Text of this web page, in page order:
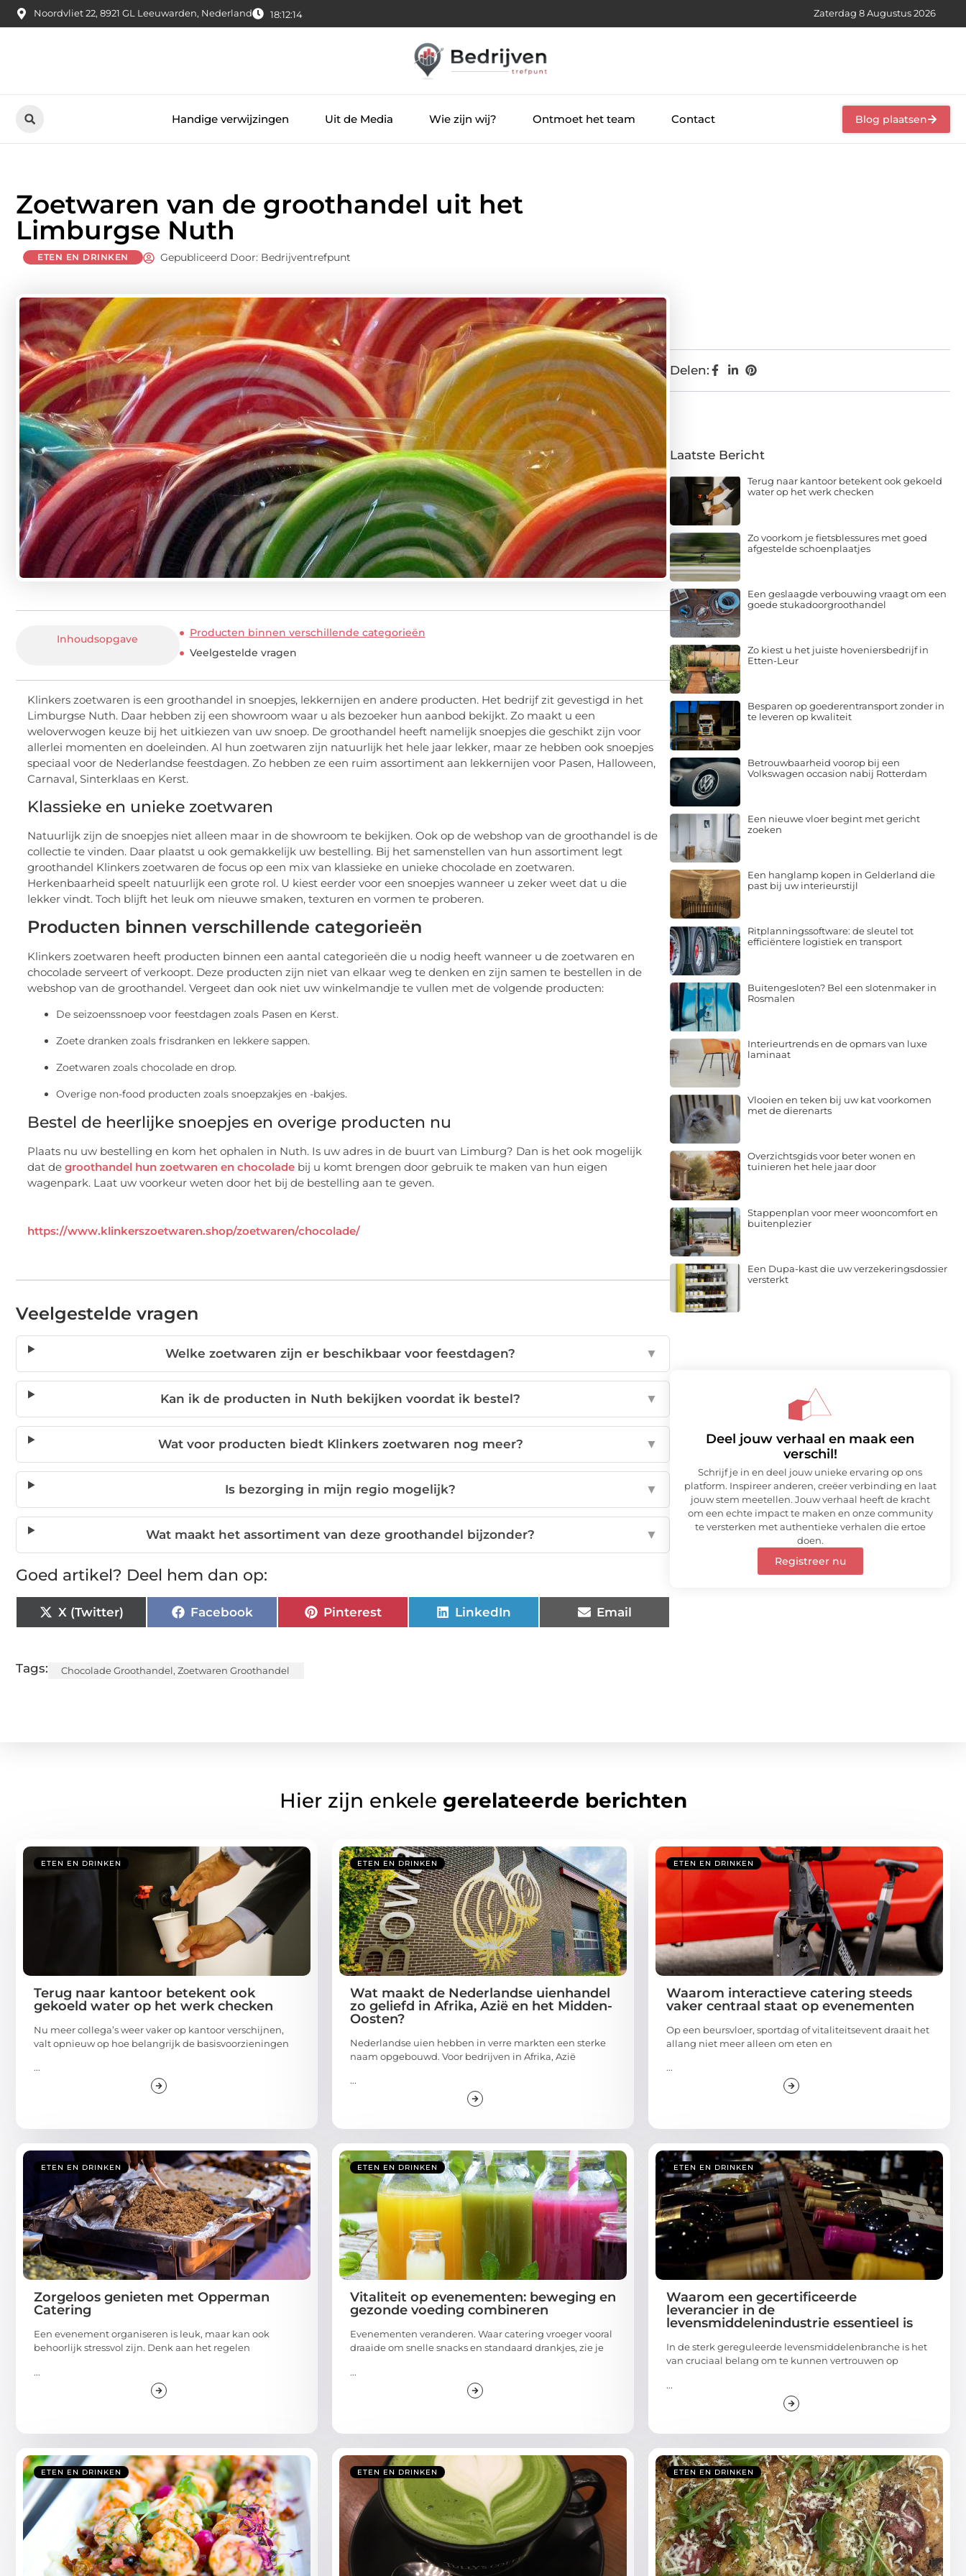
Noordvliet 22, 8921 GL Leeuwarden, Nederland 18:12:15 Zaterdag 8 Augustus 2026
Handige verwijzingen Uit de Media Wie zijn wij? Ontmoet het team Contact Blog plaatsen
Zoetwaren van de groothandel uit het
Limburgse Nuth
ETEN EN DRINKEN Gepubliceerd Door: Bedrijventrefpunt
Inhoudsopgave
Producten binnen verschillende categorieën
Veelgestelde vragen
Klinkers zoetwaren is een groothandel in snoepjes, lekkernijen en andere producten. Het bedrijf zit gevestigd in het
Limburgse Nuth. Daar hebben zij een showroom waar u als bezoeker hun aanbod bekijkt. Zo maakt u een
weloverwogen keuze bij het uitkiezen van uw snoep. De groothandel heeft namelijk snoepjes die geschikt zijn voor
allerlei momenten en doeleinden. Al hun zoetwaren zijn natuurlijk het hele jaar lekker, maar ze hebben ook snoepjes
speciaal voor de Nederlandse feestdagen. Zo hebben ze een ruim assortiment aan lekkernijen voor Pasen, Halloween,
Carnaval, Sinterklaas en Kerst.
Klassieke en unieke zoetwaren
Natuurlijk zijn de snoepjes niet alleen maar in de showroom te bekijken. Ook op de webshop van de groothandel is de
collectie te vinden. Daar plaatst u ook gemakkelijk uw bestelling. Bij het samenstellen van hun assortiment legt
groothandel Klinkers zoetwaren de focus op een mix van klassieke en unieke chocolade en zoetwaren.
Herkenbaarheid speelt natuurlijk een grote rol. U kiest eerder voor een snoepjes wanneer u zeker weet dat u die
lekker vindt. Toch blijft het leuk om nieuwe smaken, texturen en vormen te proberen.
Producten binnen verschillende categorieën
Klinkers zoetwaren heeft producten binnen een aantal categorieën die u nodig heeft wanneer u de zoetwaren en
chocolade serveert of verkoopt. Deze producten zijn niet van elkaar weg te denken en zijn samen te bestellen in de
webshop van de groothandel. Vergeet dan ook niet uw winkelmandje te vullen met de volgende producten:
De seizoenssnoep voor feestdagen zoals Pasen en Kerst.
Zoete dranken zoals frisdranken en lekkere sappen.
Zoetwaren zoals chocolade en drop.
Overige non-food producten zoals snoepzakjes en -bakjes.
Bestel de heerlijke snoepjes en overige producten nu
Plaats nu uw bestelling en kom het ophalen in Nuth. Is uw adres in de buurt van Limburg? Dan is het ook mogelijk
dat de groothandel hun zoetwaren en chocolade bij u komt brengen door gebruik te maken van hun eigen
wagenpark. Laat uw voorkeur weten door het bij de bestelling aan te geven.
https://www.klinkerszoetwaren.shop/zoetwaren/chocolade/
Veelgestelde vragen
Welke zoetwaren zijn er beschikbaar voor feestdagen? ▼
Kan ik de producten in Nuth bekijken voordat ik bestel? ▼
Wat voor producten biedt Klinkers zoetwaren nog meer? ▼
Is bezorging in mijn regio mogelijk? ▼
Wat maakt het assortiment van deze groothandel bijzonder? ▼
Goed artikel? Deel hem dan op:
X (Twitter) Facebook Pinterest LinkedIn Email
Tags: Chocolade Groothandel, Zoetwaren Groothandel
Delen:
Laatste Bericht
Terug naar kantoor betekent ook gekoeld
water op het werk checken
Zo voorkom je fietsblessures met goed
afgestelde schoenplaatjes
Een geslaagde verbouwing vraagt om een
goede stukadoorgroothandel
Zo kiest u het juiste hoveniersbedrijf in
Etten-Leur
Besparen op goederentransport zonder in
te leveren op kwaliteit
Betrouwbaarheid voorop bij een
Volkswagen occasion nabij Rotterdam
Een nieuwe vloer begint met gericht
zoeken
Een hanglamp kopen in Gelderland die
past bij uw interieurstijl
Ritplanningssoftware: de sleutel tot
efficiëntere logistiek en transport
Buitengesloten? Bel een slotenmaker in
Rosmalen
Interieurtrends en de opmars van luxe
laminaat
Vlooien en teken bij uw kat voorkomen
met de dierenarts
Overzichtsgids voor beter wonen en
tuinieren het hele jaar door
Stappenplan voor meer wooncomfort en
buitenplezier
Een Dupa-kast die uw verzekeringsdossier
versterkt
Deel jouw verhaal en maak een
verschil!
Schrijf je in en deel jouw unieke ervaring op ons
platform. Inspireer anderen, creëer verbinding en laat
jouw stem meetellen. Jouw verhaal heeft de kracht
om een echte impact te maken en onze community
te versterken met authentieke verhalen die ertoe
doen.
Registreer nu
Hier zijn enkele gerelateerde berichten
ETEN EN DRINKEN
Terug naar kantoor betekent ook
gekoeld water op het werk checken
Nu meer collega’s weer vaker op kantoor verschijnen,
valt opnieuw op hoe belangrijk de basisvoorzieningen
...
ETEN EN DRINKEN
Wat maakt de Nederlandse uienhandel
zo geliefd in Afrika, Azië en het Midden-
Oosten?
Nederlandse uien hebben in verre markten een sterke
naam opgebouwd. Voor bedrijven in Afrika, Azië
...
ETEN EN DRINKEN
Waarom interactieve catering steeds
vaker centraal staat op evenementen
Op een beursvloer, sportdag of vitaliteitsevent draait het
allang niet meer alleen om eten en
...
ETEN EN DRINKEN
Zorgeloos genieten met Opperman
Catering
Een evenement organiseren is leuk, maar kan ook
behoorlijk stressvol zijn. Denk aan het regelen
...
ETEN EN DRINKEN
Vitaliteit op evenementen: beweging en
gezonde voeding combineren
Evenementen veranderen. Waar catering vroeger vooral
draaide om snelle snacks en standaard drankjes, zie je
...
ETEN EN DRINKEN
Waarom een gecertificeerde
leverancier in de
levensmiddelenindustrie essentieel is
In de sterk gereguleerde levensmiddelenbranche is het
van cruciaal belang om te kunnen vertrouwen op
...
ETEN EN DRINKEN ETEN EN DRINKEN ETEN EN DRINKEN